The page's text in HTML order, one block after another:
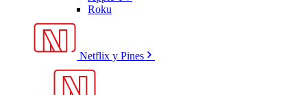
Roku
Netflix y Pines